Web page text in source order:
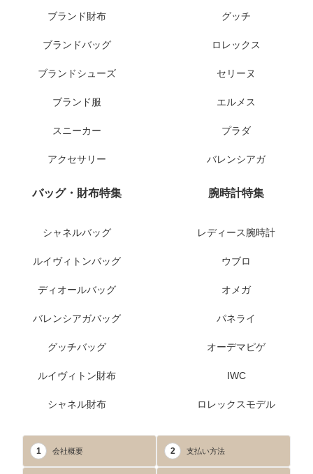
ブランド財布
ブランドバッグ
ブランドシューズ
ブランド服
スニーカー
アクセサリー
グッチ
ロレックス
セリーヌ
エルメス
プラダ
バレンシアガ
バッグ・財布特集
シャネルバッグ
ルイヴィトンバッグ
ディオールバッグ
バレンシアガバッグ
グッチバッグ
ルイヴィトン財布
シャネル財布
腕時計特集
レディース腕時計
ウブロ
オメガ
パネライ
オーデマピゲ
IWC
ロレックスモデル
1 会社概要 2 支払い方法